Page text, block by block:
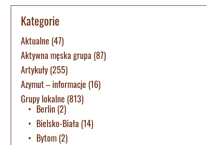
Kategorie
Aktualne (47)
Aktywna męska grupa (87)
Artykuły(255)
Azymut – informacje (16)
Grupy lokalne (813)
Berlin (2)
Bielsko-Biała (14)
Bytom(2)